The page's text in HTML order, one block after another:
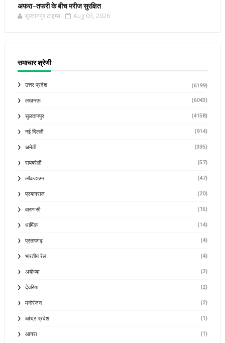
अफरा-तफरी के बीच मरीज सुरक्षित
सुल्तानपुर टाइम्स Aug 03, 2026
समाचार श्रेणी
उत्तर प्रदेश (6199)
लखनऊ (6043)
सुलतानपुर (4158)
नई दिल्ली (914)
अमेठी (335)
रायबरेली (57)
लॉकडाउन (47)
प्रयागराज (20)
वाराणसी (15)
धार्मिक (14)
प्रतापगढ़ (4)
भारतीय रेल (4)
अयोध्या (2)
देवरिया (2)
मनोरंजन (2)
आंध्र प्रदेश (1)
आगरा (1)